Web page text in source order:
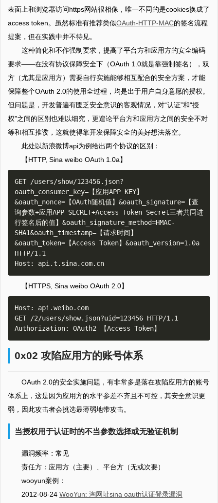
表面上和浏览器访问https网站很相像，唯一不同的是cookies换成了
access token。虽然标准有推荐类似OAuth-HTTP-MAC的签名流程
提案，但在实践中并不待见。
这种简化和不作强制要求，提高了平台方和应用方的安全编码
要求——在没有协议保障安全下（OAuth 1.0就是靠强制签名），双
方（尤其是应用方）需要自行实施能够相互配合的安全方案，才能
保障整个OAuth 2.0的使用全过程，均是出于用户自身意愿的授权。
但问题是，开发普遍有匮乏安全意识的客观情况，对“认证”和“授
权”之间的区别也难以细究，更遑论平台方和应用方之间的安全不对
等和相互推诿，这就使得靠开发保障安全的美好想法落空。
此处以新浪微博api为例给出两个协议的区别：
【HTTP, Sina weibo OAuth 1.0a】
GET /users/show/123456.json?
oauth_consumer_key=【应用APP KEY】
&oauth_nonce=【OAuth随机值】&oauth_signature=【查
询参数+应用APP SECRET+Access Token Secret三者共同进
行签名后的值】&oauth_signature_method=HMAC-
SHA1&oauth_timestamp=【请求时间】
&oauth_token=【Access Token】&oauth_version=1.0a
HTTP/1.1
【HTTPS, Sina weibo OAuth 2.0】
Host: api.weibo.com
GET /2/users/show.json?uid=123456 HTTP/1.1
0x02 攻陷应用方的账号体系
OAuth 2.0的安全实施问题，有非常多是落在攻陷应用方的账号
体系上，这是因为应用方的水平参差不齐且不可控，其安全意识更
弱，因此攻击者会挑选最薄弱地带攻击。
当授权用于认证时的不当参数选择或无验证机制
漏洞频率：常见
责任方：应用方（主要）、平台方（无或次要）
wooyun案例：
2012-08-24 WooYun: 淘网址sina oauth认证登录漏洞